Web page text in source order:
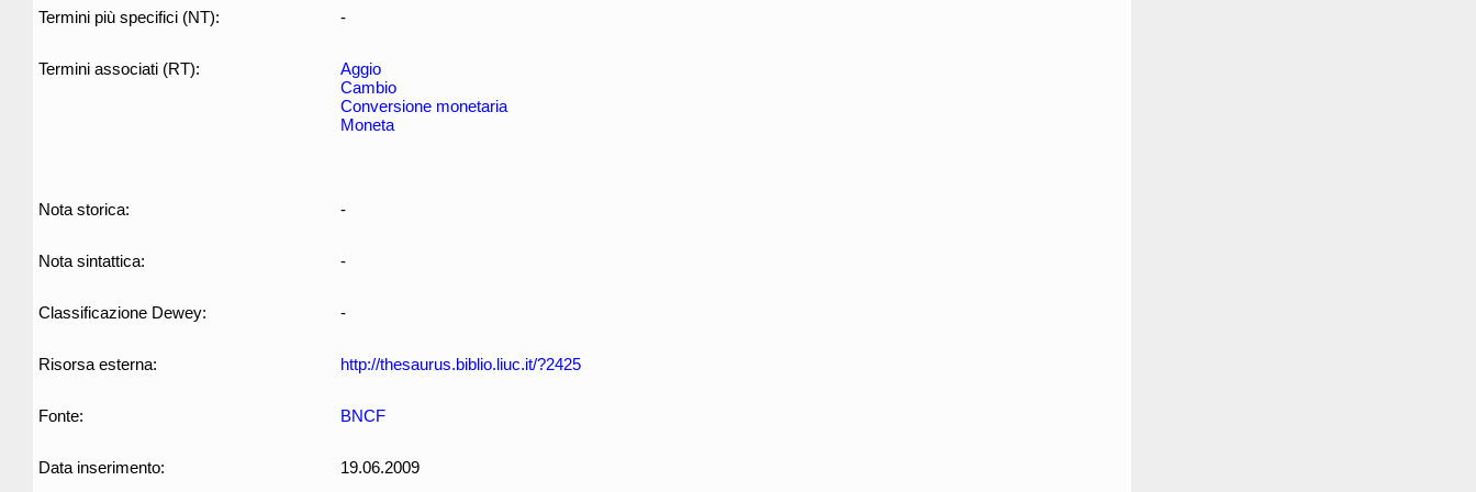
Termini più specifici (NT): -
Termini associati (RT):
Aggio
Cambio
Conversione monetaria
Moneta
Nota storica: -
Nota sintattica: -
Classificazione Dewey: -
Risorsa esterna: http://thesaurus.biblio.liuc.it/?2425
Fonte: BNCF
Data inserimento: 19.06.2009